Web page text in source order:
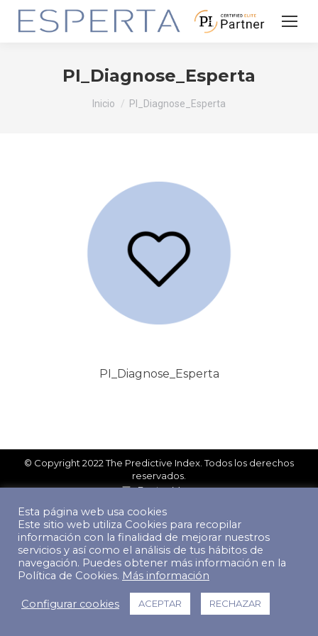
PI_Diagnose_Esperta
Estás aquí:
Inicio PI_Diagnose_Esperta
PI_Diagnose_Esperta
© Copyright 2022 The Predictive Index. Todos los derechos
reservados.
Footer Menu
Esta página web usa cookies
Este sitio web utiliza Cookies para recopilar
información con la finalidad de mejorar nuestros
servicios y así como el análisis de tus hábitos de
navegación. Puedes obtener más información en la
Política de Cookies. Más información
Configurar cookies ACEPTAR RECHAZAR